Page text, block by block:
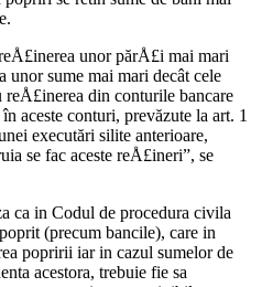
unor părÅ£i mai mari
unor sume mai mari decât cele
din conturile bancare
aceste conturi, prevăzute la art. 1
executări silite anterioare,
se fac aceste reÅ£ineri”, se
ca in Codul de procedura civila
(precum bancile), care in
popririi iar in cazul sumelor de
acestora, trebuie fie sa